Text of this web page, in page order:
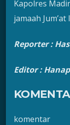
Kapolres
jamaah Jum’at
Reporter :
Editor :
komentar